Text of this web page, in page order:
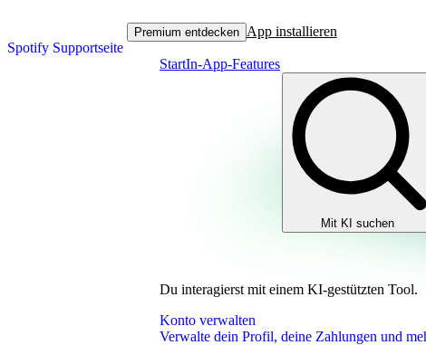
Spotify Supportseite
Premium entdecken App installieren
StartIn-App-Features
Mit KI suchen
Du interagierst mit einem KI-gestützten Tool.
Konto verwalten
Verwalte dein Profil, deine Zahlungen und